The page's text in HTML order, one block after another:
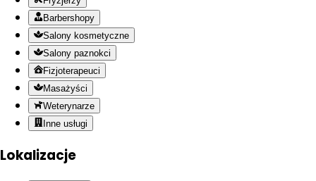
Barbershopy
Salony kosmetyczne
Salony paznokci
Fizjoterapeuci
Masażyści
Weterynarze
Inne usługi
Lokalizacje